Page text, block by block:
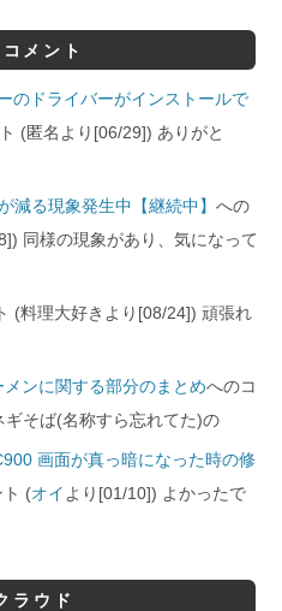
メント
のドライバーがインストールで
(匿名より[06/29]) ありがと
減る現象発生中【継続中】への
同様の現象があり、気になって
(料理大好きより[08/24]) 頑張れ
ンに関する部分のまとめへのコ
そば(名称すら忘れてた)の
画面が真っ暗になった時の修
ト (オイ より[01/10]) よかったで
ラウド